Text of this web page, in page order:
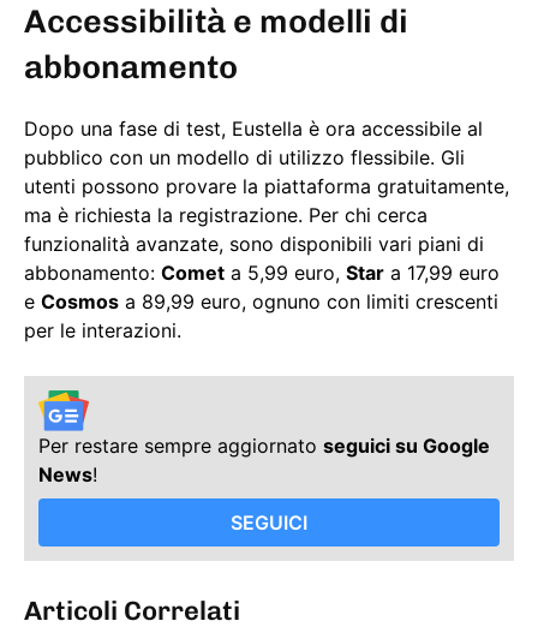
Accessibilità e modelli di
abbonamento
Dopo una fase di test, Eustella è ora accessibile al
pubblico con un modello di utilizzo flessibile. Gli
utenti possono provare la piattaforma gratuitamente,
ma è richiesta la registrazione. Per chi cerca
funzionalità avanzate, sono disponibili vari piani di
abbonamento: Comet a 5,99 euro, Star a 17,99 euro
e Cosmos a 89,99 euro, ognuno con limiti crescenti
per le interazioni.
Per restare sempre aggiornato seguici su Google
News!
SEGUICI
Articoli Correlati